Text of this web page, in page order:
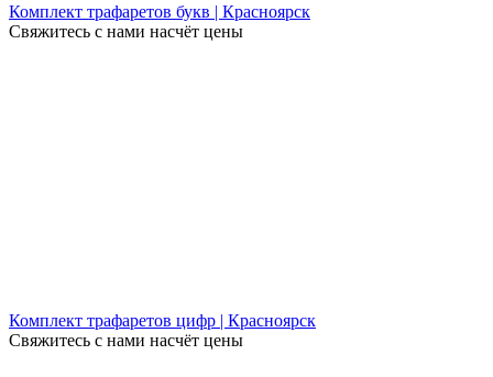
Комплект трафаретов букв | Красноярск
Свяжитесь с нами насчёт цены
Комплект трафаретов цифр | Красноярск
Свяжитесь с нами насчёт цены